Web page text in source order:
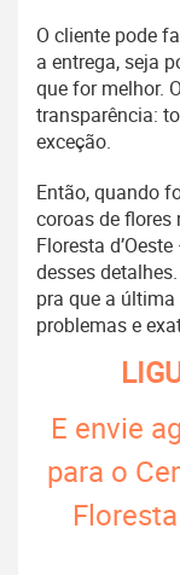
O cliente pode
a entrega, seja
que for melhor.
transparência:
exceção.
Então, quando
coroas de flores
Floresta
desses
pra que a
problemas e
E envie
para o